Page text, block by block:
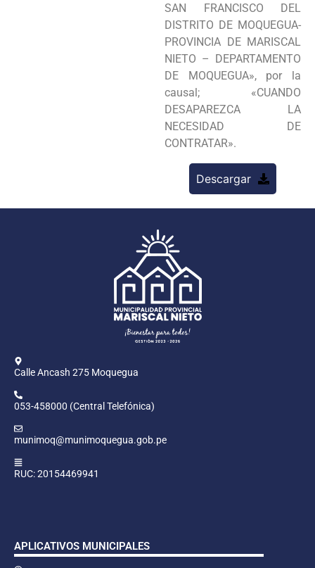
SAN FRANCISCO DEL
DISTRITO DE MOQUEGUA-
PROVINCIA DE MARISCAL
NIETO – DEPARTAMENTO
DE MOQUEGUA», por la
causal; «CUANDO
DESAPAREZCA LA
NECESIDAD DE
CONTRATAR».
Descargar
Calle Ancash 275 Moquegua
053-458000 (Central Telefónica)
munimoq@munimoquegua.gob.pe
RUC: 20154469941
APLICATIVOS MUNICIPALES